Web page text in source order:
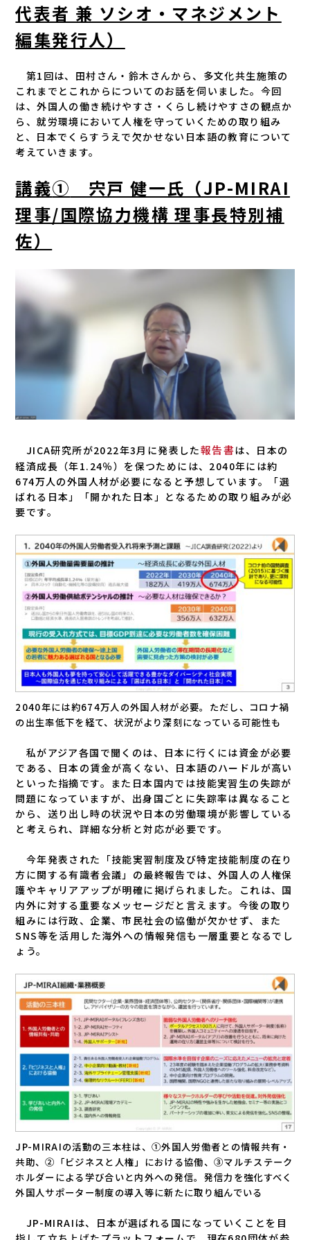
代表者 兼 ソシオ・マネジメント
編集発行人）
第1回は、田村さん・鈴木さんから、多文化共生施策の
これまでとこれからについてのお話を伺いました。今回
は、外国人の働き続けやすさ・くらし続けやすさの観点か
ら、就労環境において人権を守っていくための取り組み
と、日本でくらすうえで欠かせない日本語の教育について
考えていきます。
講義① 宍戸 健一氏（JP-MIRAI
理事/国際協力機構 理事長特別補
佐）
JICA研究所が2022年3月に発表した報告書は、日本の
経済成長（年1.24％）を保つためには、2040年には約
674万人の外国人材が必要になると予想しています。「選
ばれる日本」「開かれた日本」となるための取り組みが必
要です。
2040年には約674万人の外国人材が必要。ただし、コロナ禍
の出生率低下を経て、状況がより深刻になっている可能性も
私がアジア各国で聞くのは、日本に行くには資金が必要
である、日本の賃金が高くない、日本語のハードルが高い
といった指摘です。また日本国内では技能実習生の失踪が
問題になっていますが、出身国ごとに失踪率は異なること
から、送り出し時の状況や日本の労働環境が影響している
と考えられ、詳細な分析と対応が必要です。
今年発表された「技能実習制度及び特定技能制度の在り
方に関する有識者会議」の最終報告では、外国人の人権保
護やキャリアアップが明確に掲げられました。これは、国
内外に対する重要なメッセージだと言えます。今後の取り
組みには行政、企業、市民社会の協働が欠かせず、また
SNS等を活用した海外への情報発信も一層重要となるでし
ょう。
JP-MIRAIの活動の三本柱は、①外国人労働者との情報共有・
共助、②「ビジネスと人権」における協働、③マルチステーク
ホルダーによる学び合いと内外への発信。発信力を強化すべく
外国人サポーター制度の導入等に新たに取り組んでいる
JP-MIRAIは、日本が選ばれる国になっていくことを目